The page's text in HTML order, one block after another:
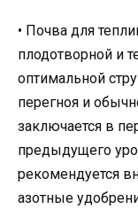
• Почва для
плодотворной и
оптимальной
перегноя и
заключается в
предыдущего
рекомендуется
азотные